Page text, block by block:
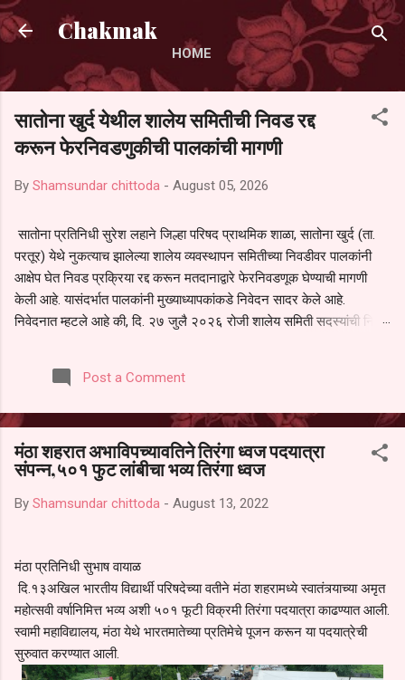
Skip to main content
Chakmak
HOME
सातोना खुर्द येथील शालेय समितीची निवड रद्द
करून फेरनिवडणुकीची पालकांची मागणी
By Shamsundar chittoda - August 05, 2026
सातोना प्रतिनिधी सुरेश लहाने जिल्हा परिषद प्राथमिक शाळा, सातोना खुर्द (ता.
परतूर) येथे नुकत्याच झालेल्या शालेय व्यवस्थापन समितीच्या निवडीवर पालकांनी
आक्षेप घेत निवड प्रक्रिया रद्द करून मतदानाद्वारे फेरनिवडणूक घेण्याची मागणी
केली आहे. यासंदर्भात पालकांनी मुख्याध्यापकांकडे निवेदन सादर केले आहे.
निवेदनात म्हटले आहे की, दि. २७ जुलै २०२६ रोजी शालेय समिती सदस्यांची निवड
पालकांना देण्यात आली नसल्याने मोठ्या संख्येने पालक बैठकीस उपस्थित राहू शकले
नाहीत. तसेच सर्व पालकांना विश्वासात न घेता निवड प्रक्रिया पूर्ण करण्यात
करण्यात यावी आणि सर्व पालकांच्या उपस्थितीत मतदान पद्धतीने शालेय समितीची
फेरनिवडणूक घेण्यात यावी, अशी मागणी पालकांनी केली आहे. या निवेदनाच्या प्रती
जिल्हा शिक्षण अधिकारी (प्राथमिक), जालना तसेच तालुका शिक्षण अधिकारी,
परतूर यांनाही पाठविण्यात आल्या असून प्रशासन याबाबत काय निर्णय घेते, याकडे
Post a Comment
मंठा शहरात अभाविपच्यावतिने तिरंगा ध्वज पदयात्रा
संपन्न,५०१ फुट लांबीचा भव्य तिरंगा ध्वज
By Shamsundar chittoda - August 13, 2022
मंठा प्रतिनिधी सुभाष वायाळ
दि.१३अखिल भारतीय विद्यार्थी परिषदेच्या वतीने मंठा शहरामध्ये स्वातंत्र्याच्या अमृत
महोत्सवी वर्षानिमित्त भव्य अशी ५०१ फूटी विक्रमी तिरंगा पदयात्रा काढण्यात आली.
स्वामी महाविद्यालय, मंठा येथे भारतमातेच्या प्रतिमेचे पूजन करून या पदयात्रेची
सुरुवात करण्यात आली.